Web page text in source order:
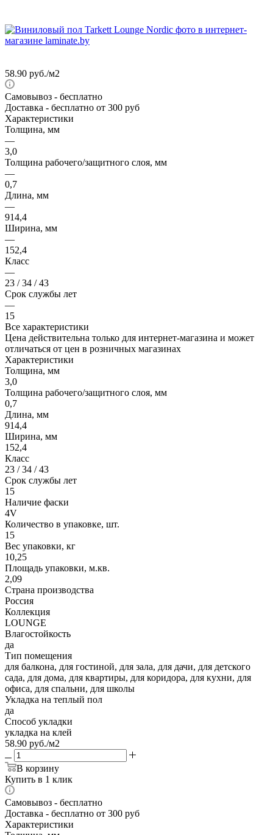
58.90 руб./м2
Самовывоз - бесплатно
Доставка - бесплатно от 300 руб
Характеристики
Толщина, мм
—
3,0
Толщина рабочего/защитного слоя, мм
—
0,7
Длина, мм
—
914,4
Ширина, мм
—
152,4
Класс
—
23 / 34 / 43
Срок службы лет
—
15
Все характеристики
Цена действительна только для интернет-магазина и может
отличаться от цен в розничных магазинах
Характеристики
Толщина, мм
3,0
Толщина рабочего/защитного слоя, мм
0,7
Длина, мм
914,4
Ширина, мм
152,4
Класс
23 / 34 / 43
Срок службы лет
15
Наличие фаски
4V
Количество в упаковке, шт.
15
Вес упаковки, кг
10,25
Площадь упаковки, м.кв.
2,09
Страна производства
Россия
Коллекция
LOUNGE
Влагостойкость
да
Тип помещения
для балкона, для гостиной, для зала, для дачи, для детского
сада, для дома, для квартиры, для коридора, для кухни, для
офиса, для спальни, для школы
Укладка на теплый пол
да
Способ укладки
укладка на клей
58.90 руб./м2
В корзину
Купить в 1 клик
Самовывоз - бесплатно
Доставка - бесплатно от 300 руб
Характеристики